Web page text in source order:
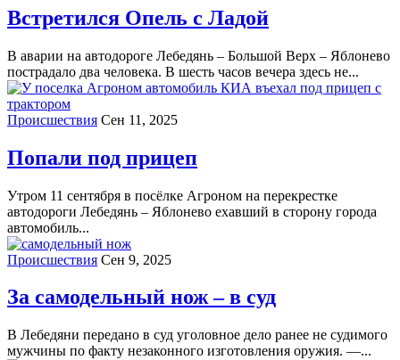
Встретился Опель с Ладой
В аварии на автодороге Лебедянь – Большой Верх – Яблонево
пострадало два человека. В шесть часов вечера здесь не...
Происшествия Сен 11, 2025
Попали под прицеп
Утром 11 сентября в посёлке Агроном на перекрестке
автодороги Лебедянь – Яблонево ехавший в сторону города
автомобиль...
Происшествия Сен 9, 2025
За самодельный нож – в суд
В Лебедяни передано в суд уголовное дело ранее не судимого
мужчины по факту незаконного изготовления оружия. —...